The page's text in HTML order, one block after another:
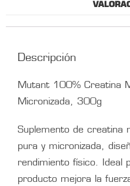
Descripción
Mutant 100% Creatina
Micronizada, 300g
Suplemento de creatina
pura y micronizada,
rendimiento físico. Ideal
producto mejora la